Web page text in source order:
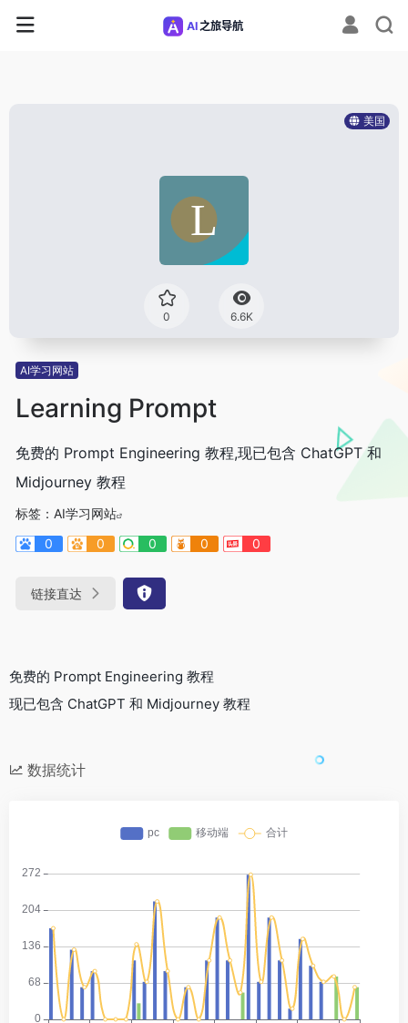
美国
0 6.6K
AI学习网站
Learning Prompt
免费的 Prompt Engineering 教程,现已包含 ChatGPT 和
Midjourney 教程
标签： AI学习网站
0
0 0 0 0
链接直达
免费的 Prompt Engineering 教程
现已包含 ChatGPT 和 Midjourney 教程
数据统计